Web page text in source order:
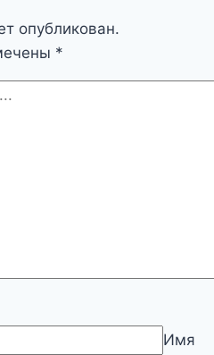
опубликован.
*
Имя